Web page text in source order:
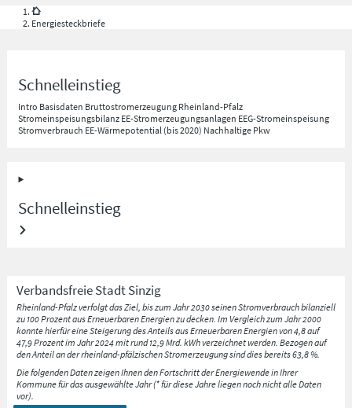
Energiesteckbriefe
Schnelleinstieg
Intro Basisdaten Bruttostromerzeugung Rheinland-Pfalz
Stromeinspeisungsbilanz EE-Stromerzeugungsanlagen EEG-Stromeinspeisung
Stromverbrauch EE-Wärmepotential (bis 2020) Nachhaltige Pkw
Schnelleinstieg
Verbandsfreie Stadt Sinzig
Rheinland-Pfalz verfolgt das Ziel, bis zum Jahr 2030 seinen Stromverbrauch bilanziell
zu 100 Prozent aus Erneuerbaren Energien zu decken. Im Vergleich zum Jahr 2000
konnte hierfür eine Steigerung des Anteils aus Erneuerbaren Energien von 4,8 auf
47,9 Prozent im Jahr 2024 mit rund 12,9 Mrd. kWh verzeichnet werden. Bezogen auf
den Anteil an der rheinland-pfälzischen Stromerzeugung sind dies bereits 63,8 %.
Die folgenden Daten zeigen Ihnen den Fortschritt der Energiewende in Ihrer
Kommune für das ausgewählte Jahr (* für diese Jahre liegen noch nicht alle Daten
vor).